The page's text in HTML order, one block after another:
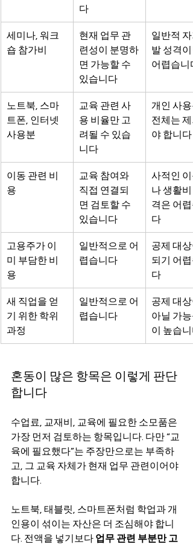
다
세미나, 워크
숍 참가비
현재 업무 관
련성이 분명하
면 가능할 수
있습니다
일반적 자
발 성격이
어렵습니
노트북, 스마
트폰, 인터넷
사용분
교육 관련 사
용 비율만 고
려될 수 있습
니다
개인 사용
전체는 제
야 합니다
이동 관련 비
용
교육 참여와
직접 연결되
면 검토할 수
있습니다
사적인 이
나 생활비
격은 어렵
다
고용주가 이
미 부담한 비
용
일반적으로 어
렵습니다
공제 대상
되기 어렵
다
새 직업을 얻
기 위한 학위
과정
일반적으로 어
렵습니다
공제 대상
아닐 가능
이 높습니
혼동이 많은 항목은 이렇게 판단
합니다
수업료, 교재비, 교육에 필요한 소모품은
가장 먼저 검토하는 항목입니다. 다만 “교
육에 필요했다”는 주장만으로는 부족하
고, 그 교육 자체가 현재 업무 관련이어야
합니다.
노트북, 태블릿, 스마트폰처럼 학업과 개
인용이 섞이는 자산은 더 조심해야 합니
다. 전액을 넣기보다 업무 관련 부분만 고